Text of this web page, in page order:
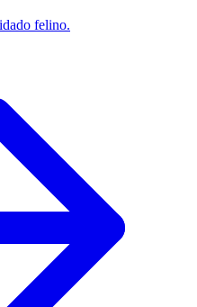
felino.